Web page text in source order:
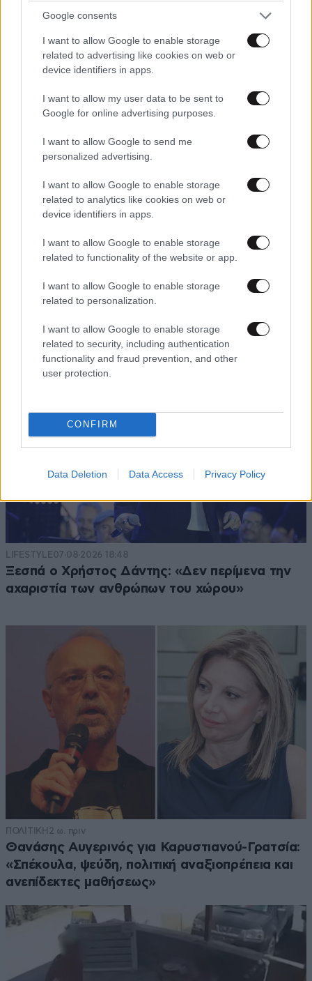
Google consents
I want to allow Google to enable storage
related to advertising like cookies on web or
device identifiers in apps.
I want to allow my user data to be sent to
Google for online advertising purposes.
I want to allow Google to send me
personalized advertising.
I want to allow Google to enable storage
related to analytics like cookies on web or
device identifiers in apps.
I want to allow Google to enable storage
related to functionality of the website or app.
I want to allow Google to enable storage
related to personalization.
I want to allow Google to enable storage
related to security, including authentication
functionality and fraud prevention, and other
user protection.
CONFIRM
Data Deletion Data Access Privacy Policy
LIFESTYLE07·08·2026 18:48
Ξεσπά ο Χρήστος Δάντης: «Δεν περίμενα την
αχαριστία των ανθρώπων του χώρου»
ΠΟΛΙΤΙΚΗ 2 ω. πριν
Θανάσης Αυγερινός για Καρυστιανού-Γρατσία:
«Σπέκουλα, ψεύδη, πολιτική αναξιοπρέπεια και
ανεπίδεκτες μαθήσεως»